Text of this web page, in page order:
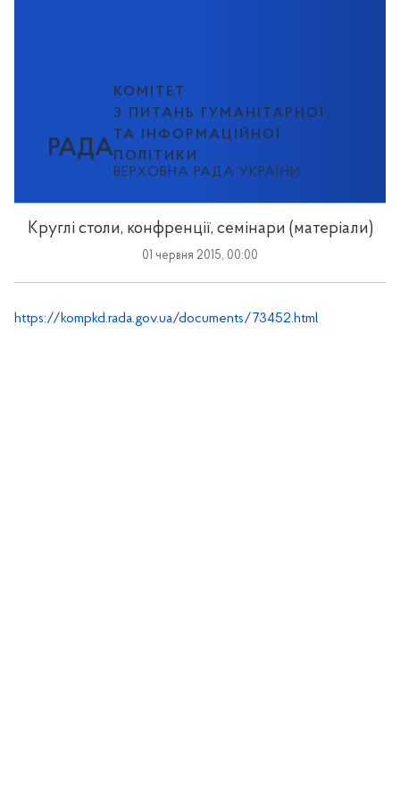
РАДА
КОМІТЕТ
З ПИТАНЬ ГУМАНІТАРНОЇ
ТА ІНФОРМАЦІЙНОЇ
ПОЛІТИКИ
ВЕРХОВНА РАДА УКРАЇНИ
Круглі столи, конфренції, семінари (матеріали)
01 червня 2015, 00:00
https://kompkd.rada.gov.ua/documents/73452.html